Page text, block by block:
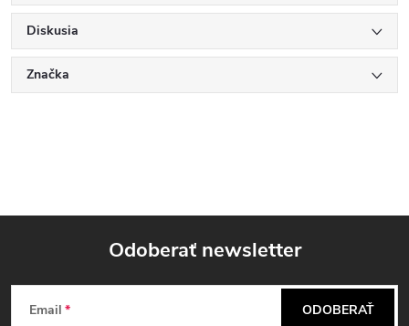
Diskusia
Značka
Z
Odoberať newsletter
Email ODOBERAŤ